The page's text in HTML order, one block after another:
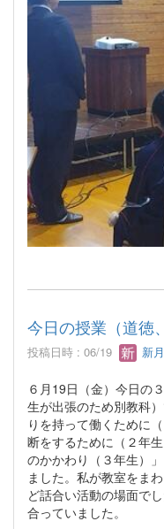
今日の授業（道徳
投稿日時 : 06/19 新
６月19日（金）今日の
生が出張のため別教科
りを持って働くために
断をするために（２年
のかかわり（３年生）
ました。私が教室をま
ど話合い活動の場面で
合っていました。